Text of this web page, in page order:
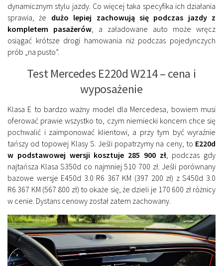
dynamicznym stylu jazdy. Co więcej taka specyfika ich działania
sprawia, że dużo lepiej zachowują się podczas jazdy z
kompletem pasażerów , a załadowane auto może wręcz
osiągać krótsze drogi hamowania niż podczas pojedynczych
prób „na pusto”.
Test Mercedes E220d W214 – cena i
wyposażenie
Klasa E to bardzo ważny model dla Mercedesa, bowiem musi
oferować prawie wszystko to, czym niemiecki koncern chce się
pochwalić i zaimponować klientowi, a przy tym być wyraźnie
tańszy od topowej Klasy S. Jeśli popatrzymy na ceny, to E220d
w podstawowej wersji kosztuje 285 900 zł, podczas gdy
najtańsza Klasa S350d co najmniej 510 700 zł. Jeśli porównany
bazowe wersje E450d 3.0 R6 367 KM (397 200 zł) z S450d 3.0
R6 367 KM (567 800 zł) to okaże się, że dzieli je 170 600 zł różnicy
w cenie. Dystans cenowy został zatem zachowany.